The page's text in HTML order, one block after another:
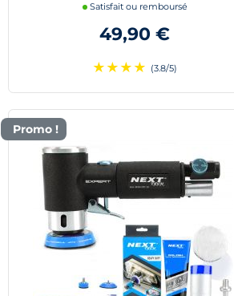
Satisfait ou remboursé
49,90 €
★ ★ ★ ★ (3.8/5)
Promo !